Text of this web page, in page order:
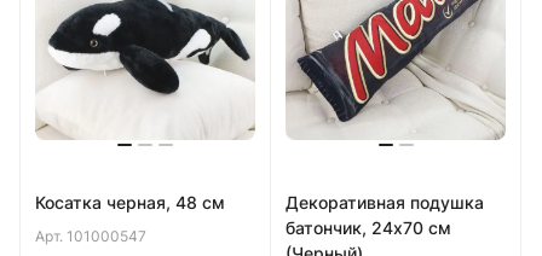
Косатка черная, 48 см
Арт. 101000547
Декоративная подушка
батончик, 24х70 см